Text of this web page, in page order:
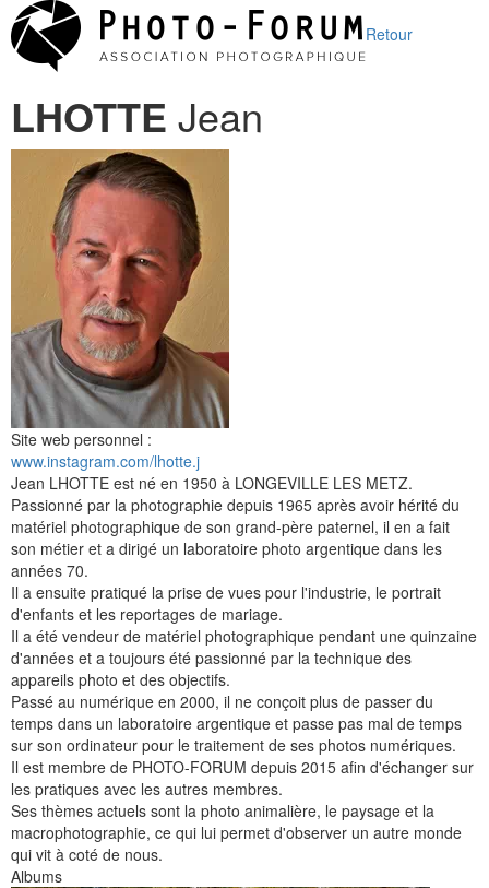
Retour
LHOTTE Jean
Site web personnel :
www.instagram.com/lhotte.j
Jean LHOTTE est né en 1950 à LONGEVILLE LES METZ.
Passionné par la photographie depuis 1965 après avoir hérité du
matériel photographique de son grand-père paternel, il en a fait
son métier et a dirigé un laboratoire photo argentique dans les
années 70.
Il a ensuite pratiqué la prise de vues pour l'industrie, le portrait
d'enfants et les reportages de mariage.
Il a été vendeur de matériel photographique pendant une quinzaine
d'années et a toujours été passionné par la technique des
appareils photo et des objectifs.
Passé au numérique en 2000, il ne conçoit plus de passer du
temps dans un laboratoire argentique et passe pas mal de temps
sur son ordinateur pour le traitement de ses photos numériques.
Il est membre de PHOTO-FORUM depuis 2015 afin d'échanger sur
les pratiques avec les autres membres.
Ses thèmes actuels sont la photo animalière, le paysage et la
macrophotographie, ce qui lui permet d'observer un autre monde
qui vit à coté de nous.
Albums